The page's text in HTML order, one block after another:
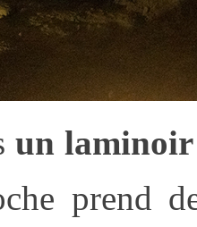
un laminoir
prend